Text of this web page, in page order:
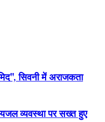
सिवनी में अराजकता
व्यवस्था पर सख्त हुए